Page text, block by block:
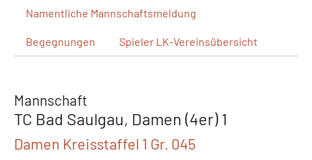
Namentliche Mannschaftsmeldung
Begegnungen Spieler LK-Vereinsübersicht
Mannschaft
TC Bad Saulgau, Damen (4er) 1
Damen Kreisstaffel 1 Gr. 045